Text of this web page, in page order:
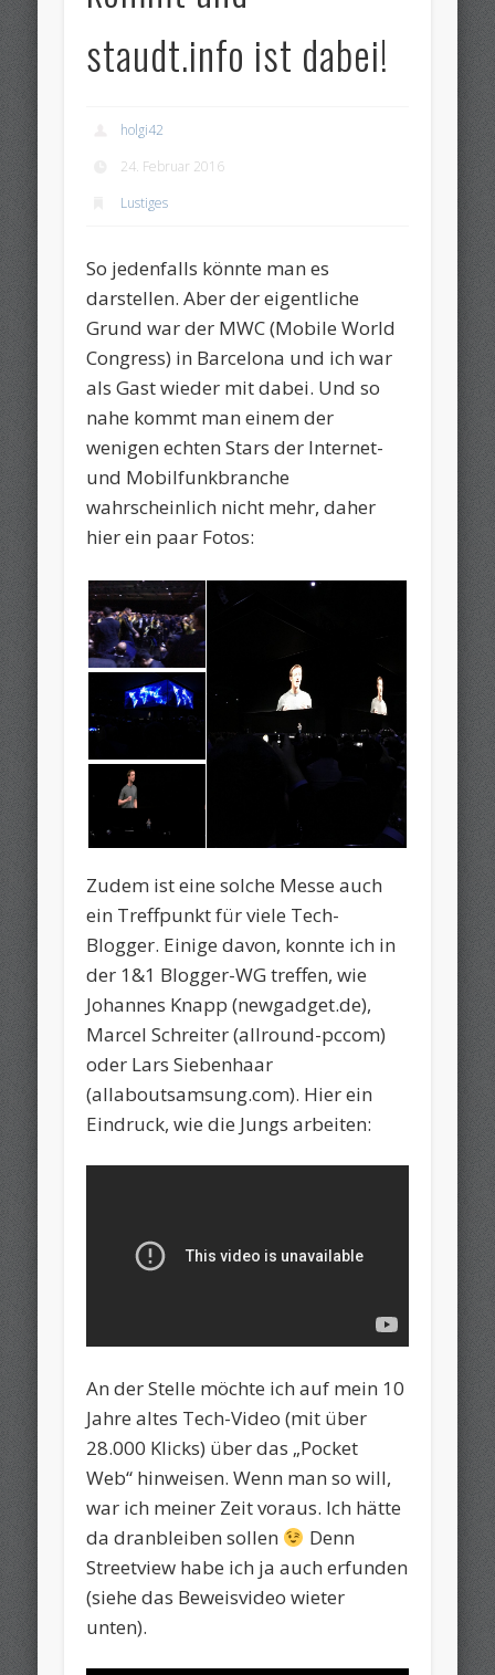
staudt.info ist dabei!
holgi42
24. Februar 2016
Lustiges
So jedenfalls könnte man es
darstellen. Aber der eigentliche
Grund war der MWC (Mobile World
Congress) in Barcelona und ich war
als Gast wieder mit dabei. Und so
nahe kommt man einem der
wenigen echten Stars der Internet-
und Mobilfunkbranche
wahrscheinlich nicht mehr, daher
hier ein paar Fotos:
Zudem ist eine solche Messe auch
ein Treffpunkt für viele Tech-
Blogger. Einige davon, konnte ich in
der 1&1 Blogger-WG treffen, wie
Johannes Knapp (newgadget.de),
Marcel Schreiter (allround-pccom)
oder Lars Siebenhaar
(allaboutsamsung.com). Hier ein
Eindruck, wie die Jungs arbeiten:
An der Stelle möchte ich auf mein 10
Jahre altes Tech-Video (mit über
28.000 Klicks) über das „Pocket
Web“ hinweisen. Wenn man so will,
war ich meiner Zeit voraus. Ich hätte
da dranbleiben sollen
Denn
Streetview habe ich ja auch erfunden
(siehe das Beweisvideo wieter
unten).